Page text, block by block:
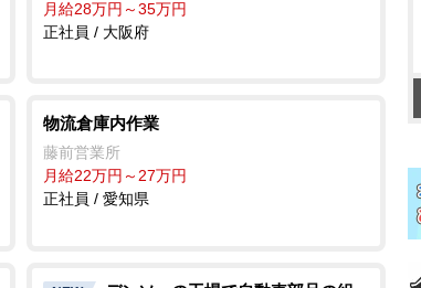
月給28万円～35万円
正社員 / 大阪府
物流倉庫内作業
藤前営業所
月給22万円～27万円
正社員 / 愛知県